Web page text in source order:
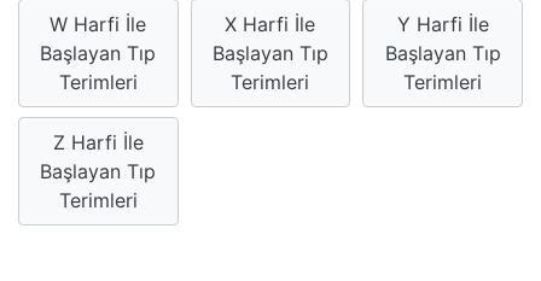
W Harfi İle
Başlayan Tıp
Terimleri
X Harfi İle
Başlayan Tıp
Terimleri
Y Harfi İle
Başlayan Tıp
Terimleri
Z Harfi İle
Başlayan Tıp
Terimleri